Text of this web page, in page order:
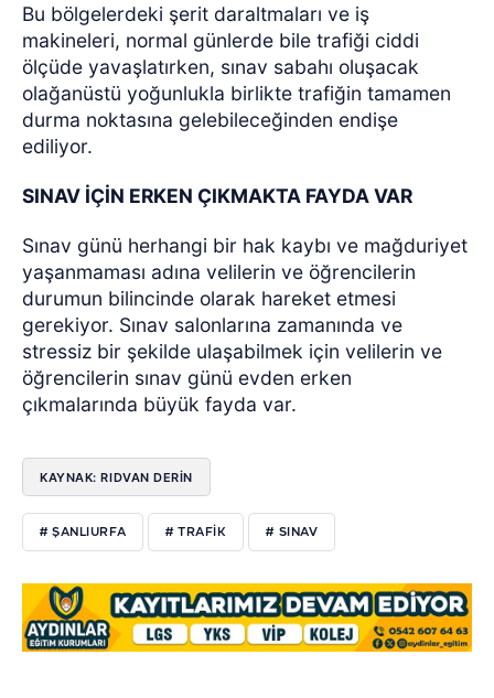
Bu bölgelerdeki şerit daraltmaları ve iş
makineleri, normal günlerde bile trafiği ciddi
ölçüde yavaşlatırken, sınav sabahı oluşacak
olağanüstü yoğunlukla birlikte trafiğin tamamen
durma noktasına gelebileceğinden endişe
ediliyor.
SINAV İÇİN ERKEN ÇIKMAKTA FAYDA VAR
Sınav günü herhangi bir hak kaybı ve mağduriyet
yaşanmaması adına velilerin ve öğrencilerin
durumun bilincinde olarak hareket etmesi
gerekiyor. Sınav salonlarına zamanında ve
stressiz bir şekilde ulaşabilmek için velilerin ve
öğrencilerin sınav günü evden erken
çıkmalarında büyük fayda var.
KAYNAK: RIDVAN DERİN
# ŞANLIURFA # TRAFIK # SINAV